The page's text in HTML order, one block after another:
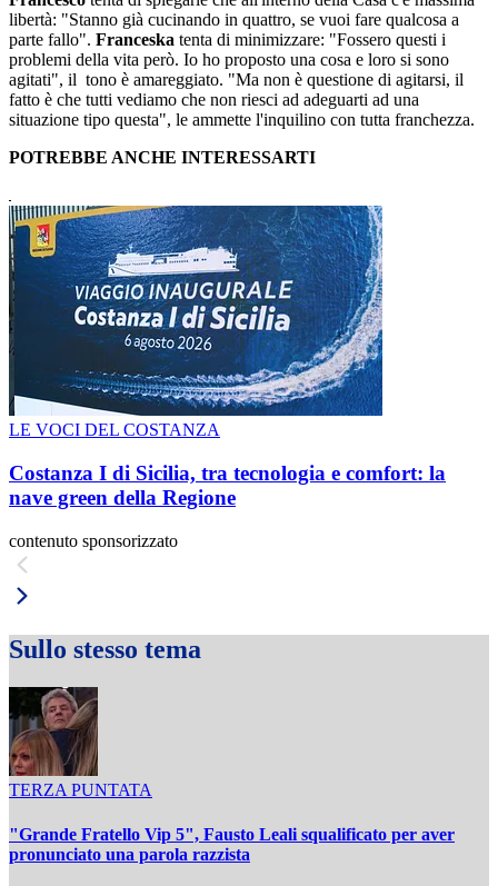
libertà: "Stanno già cucinando in quattro, se vuoi fare qualcosa a
parte fallo". Franceska tenta di minimizzare: "Fossero questi i
problemi della vita però. Io ho proposto una cosa e loro si sono
agitati", il tono è amareggiato. "Ma non è questione di agitarsi, il
fatto è che tutti vediamo che non riesci ad adeguarti ad una
situazione tipo questa", le ammette l'inquilino con tutta franchezza.
POTREBBE ANCHE INTERESSARTI
LE VOCI DEL COSTANZA
Costanza I di Sicilia, tra tecnologia e comfort: la
nave green della Regione
contenuto sponsorizzato
Sullo stesso tema
TERZA PUNTATA
"Grande Fratello Vip 5", Fausto Leali squalificato per aver
pronunciato una parola razzista